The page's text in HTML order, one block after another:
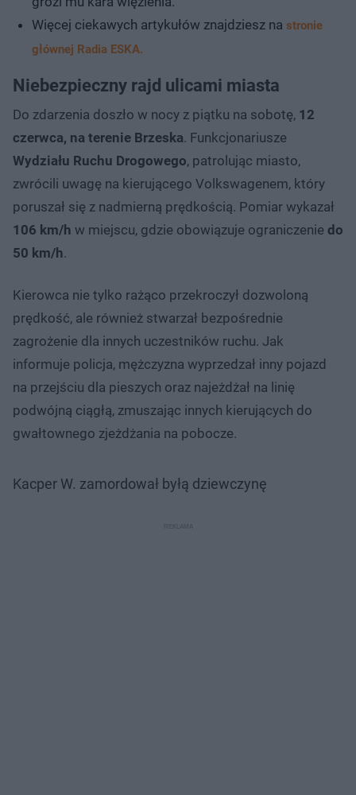
Więcej ciekawych artykułów znajdziesz na stronie
głównej Radia ESKA.
Niebezpieczny rajd ulicami miasta
Do zdarzenia doszło w nocy z piątku na sobotę, 12
czerwca, na terenie Brzeska. Funkcjonariusze
Wydziału Ruchu Drogowego, patrolując miasto,
zwrócili uwagę na kierującego Volkswagenem, który
poruszał się z nadmierną prędkością. Pomiar wykazał
106 km/h w miejscu, gdzie obowiązuje ograniczenie do
50 km/h.
Kierowca nie tylko rażąco przekroczył dozwoloną
prędkość, ale również stwarzał bezpośrednie
zagrożenie dla innych uczestników ruchu. Jak
informuje policja, mężczyzna wyprzedzał inny pojazd
na przejściu dla pieszych oraz najeżdżał na linię
podwójną ciągłą, zmuszając innych kierujących do
gwałtownego zjeżdżania na pobocze.
Kacper W. zamordował byłą dziewczynę